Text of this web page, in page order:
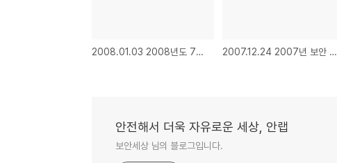
2008.01.03 2008년도 7대 보안 이슈 예측 2007.12.24 2007년 보안 위협 10대 트렌드_악성코드 39.1% 증가
안전해서 더욱 자유로운 세상, 안랩
보안세상 님의 블로그입니다.